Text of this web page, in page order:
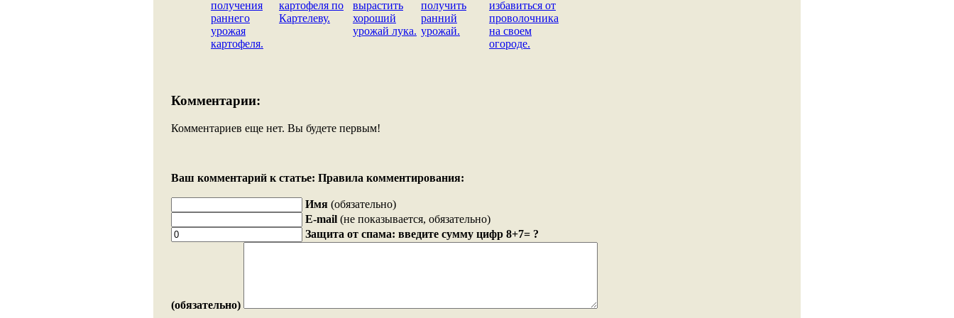
получения
раннего
урожая
картофеля.
картофеля по
Картелеву.
вырастить
хороший
урожай лука.
получить
ранний
урожай.
избавиться от
проволочника
на своем
огороде.
Комментарии:
Комментариев еще нет. Вы будете первым!
Ваш комментарий к статье: Правила комментирования:
Имя (обязательно)
E-mail (не показывается, обязательно)
Защита от спама: введите сумму цифр 8+7= ?
(обязательно)